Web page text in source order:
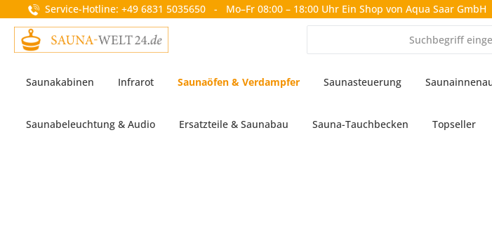
Zur Hauptnavigation springen
Service-Hotline: +49 6831 5035650 - Mo–Fr 08:00 – 18:00 Uhr Ein Shop von Aqua Saar GmbH
Saunakabinen Infrarot Saunaöfen & Verdampfer Saunasteuerung
Saunabeleuchtung & Audio Ersatzteile & Saunabau Sauna-Tauchbecken Topseller